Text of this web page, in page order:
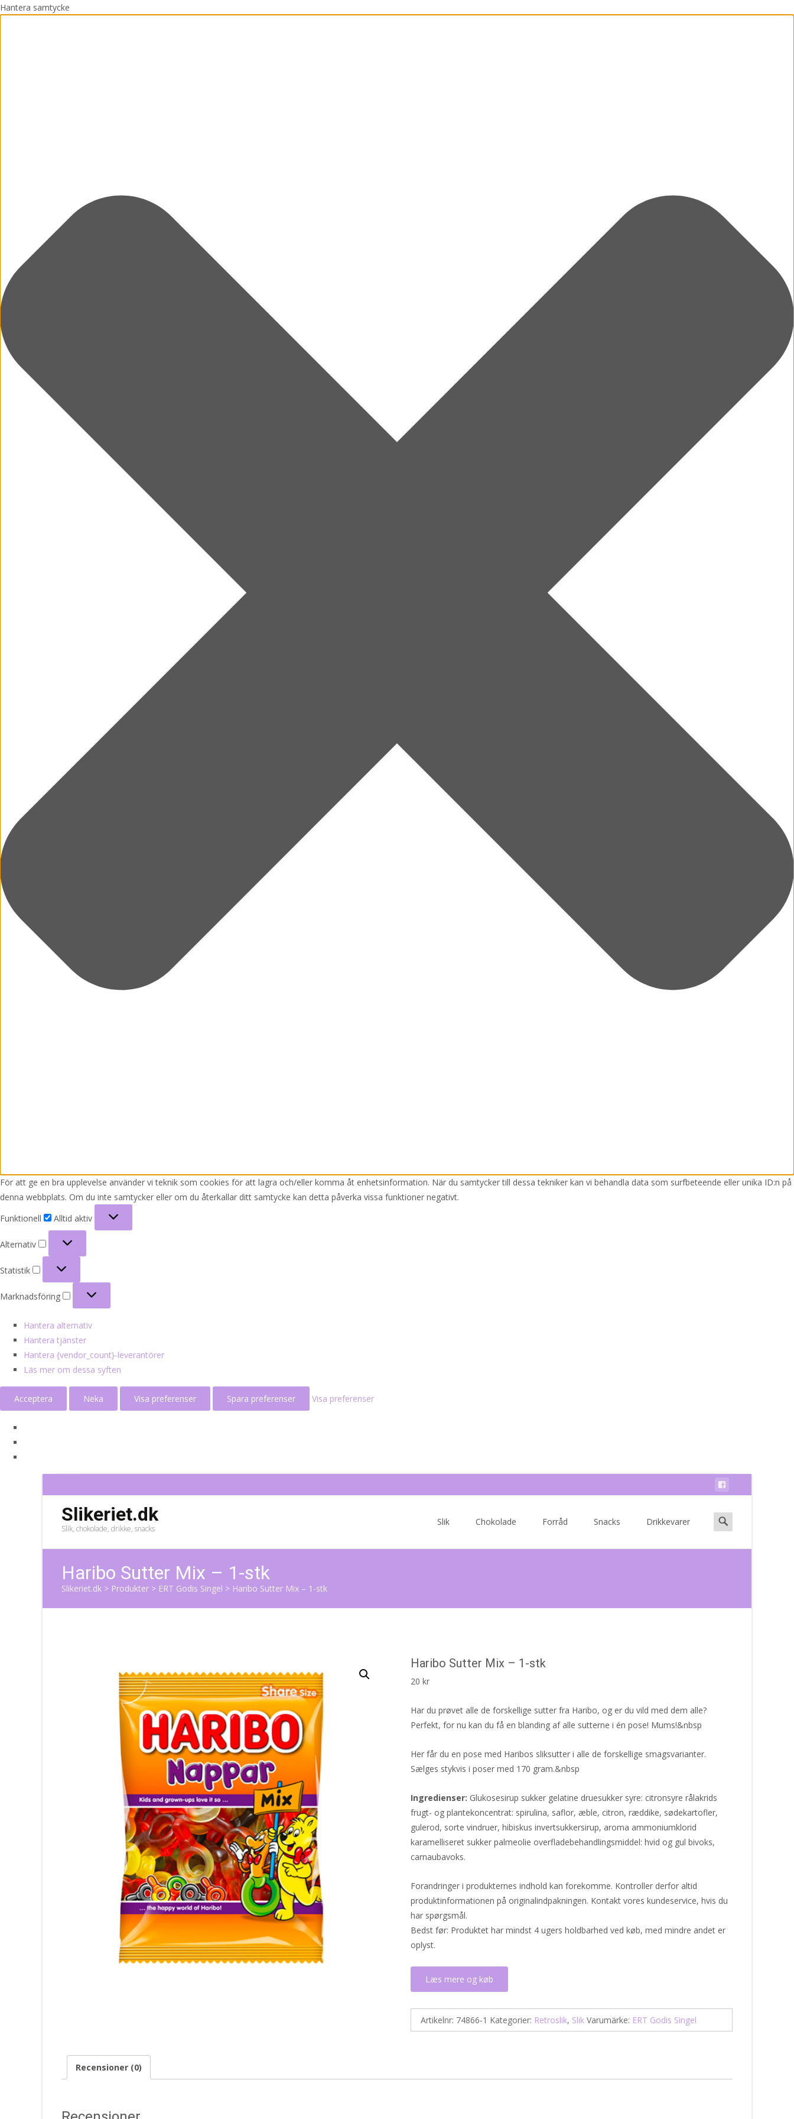
Hantera samtycke
För att ge en bra upplevelse använder vi teknik som cookies för att lagra och/eller komma åt enhetsinformation. När du samtycker till dessa tekniker kan vi behandla data som surfbeteende eller unika ID:n på
denna webbplats. Om du inte samtycker eller om du återkallar ditt samtycke kan detta påverka vissa funktioner negativt.
Funktionell
Alltid aktiv
Alternativ
Alternativ
Statistik
Statistik
Marknadsföring
Marknadsföring
Hantera alternativ
Hantera tjänster
Hantera {vendor_count}-leverantörer
Läs mer om dessa syften
Acceptera Neka Visa preferenser Spara preferenser Visa preferenser
Slikeriet.dk
Slik, chokolade, drikke, snacks
Slik Chokolade Forråd Snacks Drikkevarer
Search
for:
Haribo Sutter Mix – 1-stk
Slikeriet.dk > Produkter > ERT Godis Singel > Haribo Sutter Mix – 1-stk
Haribo Sutter Mix – 1-stk
20 kr
Har du prøvet alle de forskellige sutter fra Haribo, og er du vild med dem alle?
Perfekt, for nu kan du få en blanding af alle sutterne i én pose! Mums!&nbsp
Her får du en pose med Haribos sliksutter i alle de forskellige smagsvarianter.
Sælges stykvis i poser med 170 gram.&nbsp
Ingredienser: Glukosesirup sukker gelatine druesukker syre: citronsyre rålakrids
frugt- og plantekoncentrat: spirulina, saflor, æble, citron, ræddike, sødekartofler,
gulerod, sorte vindruer, hibiskus invertsukkersirup, aroma ammoniumklorid
karamelliseret sukker palmeolie overfladebehandlingsmiddel: hvid og gul bivoks,
carnaubavoks.
Forandringer i produkternes indhold kan forekomme. Kontroller derfor altid
produktinformationen på originalindpakningen. Kontakt vores kundeservice, hvis du
har spørgsmål.
Bedst før: Produktet har mindst 4 ugers holdbarhed ved køb, med mindre andet er
oplyst.
Læs mere og køb
Artikelnr: 74866-1 Kategorier: Retroslik, Slik Varumärke: ERT Godis Singel
Recensioner (0)